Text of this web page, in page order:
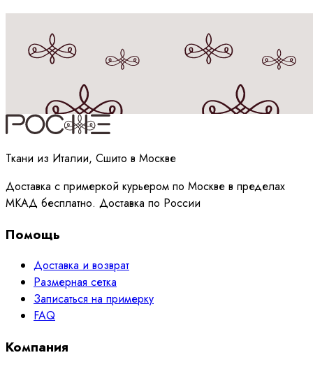
Принимаюполитикуобработки данных
Ткани из Италии, Сшито в Москве
Доставка с примеркой курьером по Москве в пределах
МКАД бесплатно. Доставка по России
Помощь
Доставка и возврат
Размерная сетка
Записаться на примерку
FAQ
Компания